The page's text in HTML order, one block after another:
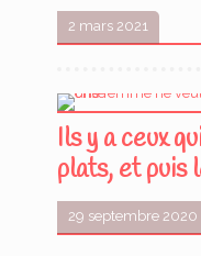
2 mars 2021
29 septembre 2020
Ils y a ceux
plats, et puis